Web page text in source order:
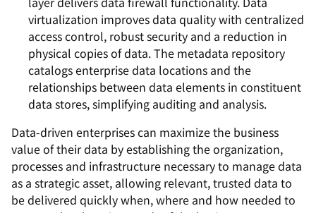
virtualization improves data quality with centralized
access control, robust security and a reduction in
physical copies of data. The metadata repository
catalogs enterprise data locations and the
relationships between data elements in constituent
data stores, simplifying auditing and analysis.
Data-driven enterprises can maximize the business
value of their data by establishing the organization,
processes and infrastructure necessary to manage data
as a strategic asset, allowing relevant, trusted data to
be delivered quickly when, where and how needed to